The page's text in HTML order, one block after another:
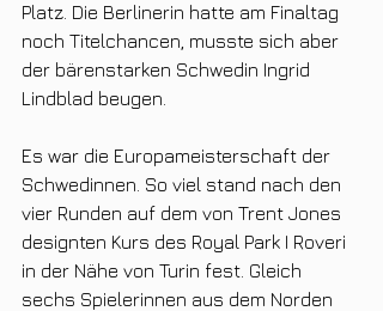
Platz. Die Berlinerin hatte am Finaltag
noch Titelchancen, musste sich aber
der bärenstarken Schwedin Ingrid
Lindblad beugen.
Es war die Europameisterschaft der
Schwedinnen. So viel stand nach den
vier Runden auf dem von Trent Jones
designten Kurs des Royal Park I Roveri
in der Nähe von Turin fest. Gleich
sechs Spielerinnen aus dem Norden